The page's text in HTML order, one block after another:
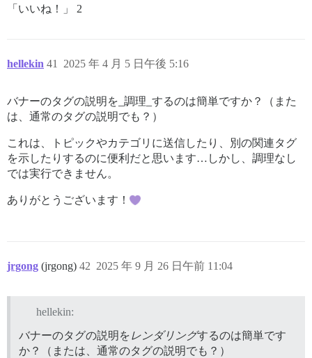
「いいね！」 2
hellekin 2025 年 4 月 5 日午後 5:16
41
バナーのタグの説明を_調理_するのは簡単ですか？（また
は、通常のタグの説明でも？）
これは、トピックやカテゴリに送信したり、別の関連タグ
を示したりするのに便利だと思います…しかし、調理なし
では実行できません。
ありがとうございます！
jrgong (jrgong) 2025 年 9 月 26 日午前 11:04
42
hellekin:
バナーのタグの説明をレンダリングするのは簡単です
か？（または、通常のタグの説明でも？）